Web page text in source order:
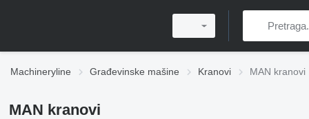
Machineryline Građevinske mašine Kranovi MAN kranovi
MAN kranovi